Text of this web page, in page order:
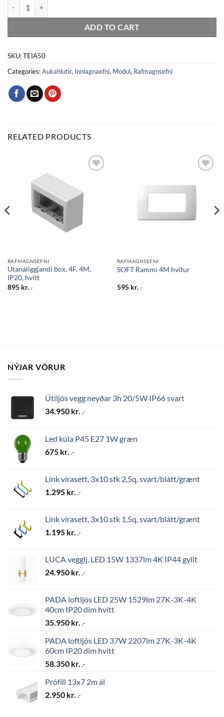
ADD TO CART
SKU:TEIA50
Categories:Aukahlutir, Innlagnaefni, Modul, Rafmagnsefni
RELATED PRODUCTS
óskalista
RAFMAGNSEFNI
Utanáliggjandi box, 4F, 4M,
IP20, hvítt
895 kr. .-
við á
RAFMAGNSEFNI
SOFT Rammi 4M hvítur
595 kr. .-
NÝJAR VÖRUR
Útiljós vegg neyðar 3h 20/5W IP66 svart
34.950 kr. .-
Led kúla P45 E27 1W græn
675 kr. .-
Link vírasett, 3x10 stk 2,5q, svart/blátt/grænt
1.295 kr. .-
Link vírasett, 3x10 stk 1,5q, svart/blátt/grænt
1.195 kr. .-
LUCA vegglj. LED 15W 1337lm 4K IP44 gyllt
24.950 kr. .-
PADA loftljós LED 25W 1529lm 27K-3K-4K
40cm IP20 dim hvítt
35.950 kr. .-
PADA loftljós LED 37W 2207lm 27K-3K-4K
60cm IP20 dim hvítt
58.350 kr. .-
Prófíll 13x7 2m ál
2.950 kr. .-